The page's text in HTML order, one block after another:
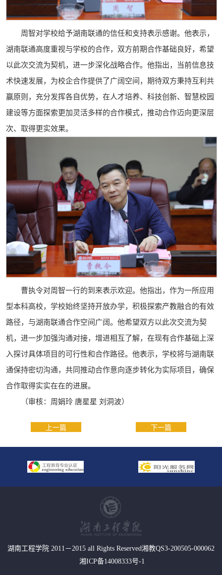
周智对学校给予湖南联通的信任和支持表示感谢。他表示，
湖南联通高度重视与学校的合作，双方前期合作基础良好，希望
以此次交流为契机，进一步深化战略合作。他指出，当前信息技
术快速发展，为校企合作提供了广阔空间，期待双方秉持互利共
赢原则，充分发挥各自优势，在人才培养、科技创新、智慧校园
建设等方面探索更加灵活多样的合作模式，推动合作迈向更深层
次、取得更实效果。
曹执令对周智一行的到来表示欢迎。他指出，作为一所应用
型本科高校，学校始终坚持开放办学，积极探索产教融合的有效
路径，与湖南联通合作空间广阔。他希望双方以此次交流为契
机，进一步加强沟通对接，增进相互了解，在现有合作基础上深
入探讨具体项目的可行性和合作路径。他表示，学校将与湖南联
通保持密切沟通，共同推动合作意向逐步转化为实际项目，确保
合作取得实实在在的进展。
（审核：周娟玲 唐星星 刘洞波）
上一篇 下一篇
湖南工程学院 2011－2015 all Rights Reserved湘教QS3-200505-000062
湘ICP备14008333号-1